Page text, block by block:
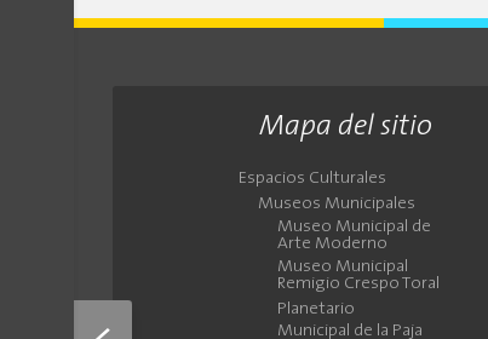
Mapa del sitio
Espacios Culturales
Museos Municipales
Museo Municipal de
Arte Moderno
Museo Municipal
Remigio Crespo Toral
Planetario
Municipal de la Paja